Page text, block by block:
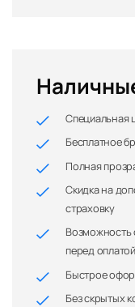
Специальная
Бесплатное
Полная
Скидка на
страховку
Возможность
перед оплатой
Быстрое
Без скрытых